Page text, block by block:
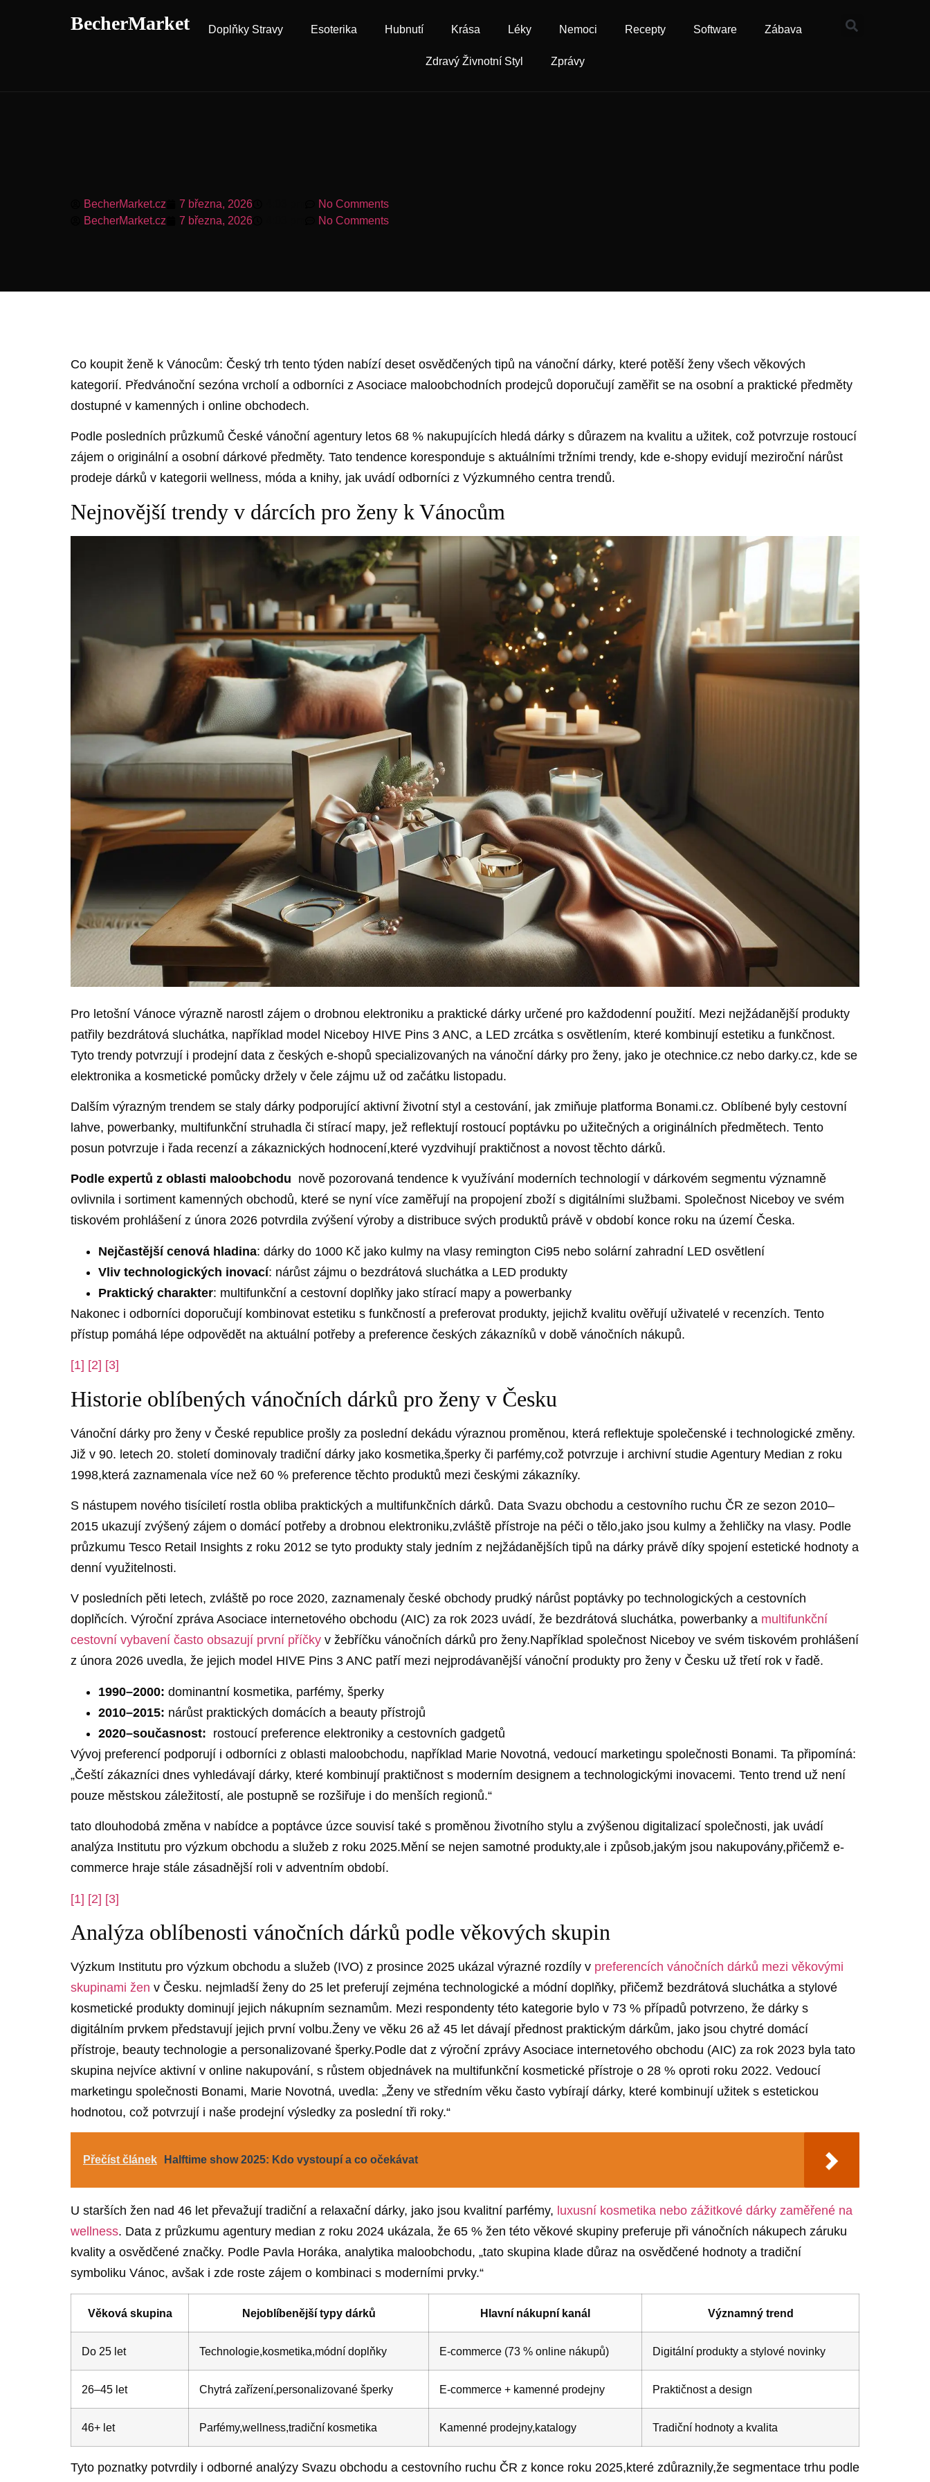
BecherMarket Doplňky Stravy Esoterika Hubnutí Krása Léky Nemoci Recepty Software Zábava
Zdravý Živnotní Styl Zprávy
BecherMarket.cz 7 března, 2026
No Comments
BecherMarket.cz
7 března, 2026 No Comments
Co⁣ koupit‍ ženě k⁢ Vánocům: Český trh tento týden nabízí‍ deset osvědčených tipů na vánoční dárky, ‌které potěší ženy všech věkových
kategorií.⁤ Předvánoční sezóna vrcholí a odborníci z ‌Asociace maloobchodních ​prodejců⁢ doporučují zaměřit​ se na ⁢osobní a praktické předměty
dostupné v kamenných i ⁣online obchodech.
Podle posledních průzkumů​ České vánoční agentury letos 68 % nakupujících ⁣hledá‍ dárky s⁤ důrazem ‍na⁢ kvalitu a užitek, což potvrzuje⁣ rostoucí
‍zájem o originální ⁤a osobní dárkové předměty. Tato tendence koresponduje s aktuálními ‌tržními ⁤trendy, kde e-shopy evidují meziroční​ nárůst
prodeje dárků v kategorii wellness, móda a knihy, jak uvádí odborníci z Výzkumného​ centra‌ trendů.
Nejnovější trendy v dárcích ⁤pro ženy k Vánocům
Pro letošní Vánoce výrazně narostl zájem o drobnou elektroniku a praktické dárky určené‍ pro každodenní ‌použití. Mezi nejžádanější‌ produkty
patřily‍ bezdrátová ‌sluchátka, například model Niceboy ⁢HIVE⁤ Pins 3 ANC, a LED‌ zrcátka s osvětlením, které kombinují ⁢estetiku ⁤a funkčnost.⁤
Tyto trendy potvrzují i ⁤prodejní data z ⁢českých e-shopů specializovaných na ​vánoční dárky pro ženy, jako je otechnice.cz nebo darky.cz, kde se
elektronika a kosmetické pomůcky ⁤držely‌ v čele zájmu už od začátku listopadu.
Dalším⁤ výrazným trendem se staly dárky⁢ podporující‌ aktivní životní⁤ styl‌ a‌ cestování, jak ‌zmiňuje platforma Bonami.cz. Oblíbené byly ‌cestovní
lahve, ‌powerbanky, multifunkční struhadla či stírací mapy, jež‍ reflektují rostoucí poptávku po užitečných a originálních předmětech. Tento
posun potvrzuje i řada recenzí a ⁣zákaznických hodnocení,které vyzdvihují praktičnost a novost těchto dárků.
Podle expertů⁢ z oblasti maloobchodu ​ nově⁤ pozorovaná ‌tendence k využívání moderních⁣ technologií v dárkovém segmentu významně
ovlivnila i ⁤sortiment kamenných obchodů, které ‌se nyní ​více​ zaměřují na​ propojení ‌zboží s digitálními službami. Společnost⁢ Niceboy ve svém
tiskovém prohlášení z‍ února 2026 ⁢potvrdila zvýšení výroby ​a distribuce svých produktů právě v období ‌konce roku na území Česka.
Nejčastější ⁢cenová hladina: dárky do 1000 ⁤Kč jako​ kulmy⁢ na vlasy remington Ci95​ nebo solární zahradní LED ​osvětlení
Vliv technologických inovací: nárůst ‌zájmu o bezdrátová sluchátka a⁣ LED ⁢produkty
Praktický charakter: ‌multifunkční a cestovní doplňky jako stírací mapy a powerbanky
Nakonec i odborníci doporučují kombinovat estetiku s funkčností a preferovat produkty, ‌jejichž kvalitu ověřují uživatelé v recenzích. Tento
přístup pomáhá lépe odpovědět na aktuální⁣ potřeby a preference českých zákazníků⁢ v době vánočních⁢ nákupů.
[1] [2] [3]
Historie oblíbených ⁤vánočních dárků pro ‌ženy ⁢v Česku
Vánoční dárky pro ženy ‌v ⁣České republice ​prošly za poslední ​dekádu výraznou proměnou, která reflektuje‍ společenské ​i technologické změny. ​
Již v 90. letech 20. století dominovaly tradiční ⁢dárky jako kosmetika,šperky či parfémy,což potvrzuje i archivní studie Agentury‌ Median⁣ z roku
1998,která zaznamenala více⁣ než ‍60 % preference‍ těchto ⁢produktů mezi českými zákazníky.
S nástupem ⁤nového tisíciletí rostla ⁢obliba praktických a multifunkčních ​dárků. Data Svazu ⁣obchodu a ‌cestovního⁢ ruchu ČR⁤ ze⁢ sezon 2010–
2015 ukazují⁢ zvýšený zájem o ⁤domácí⁤ potřeby a drobnou⁤ elektroniku,zvláště přístroje ⁢na ⁣péči o tělo,jako‍ jsou kulmy a žehličky na vlasy. Podle
průzkumu Tesco Retail ⁤Insights z roku‍ 2012 ‍se tyto produkty staly ⁣jedním z nejžádanějších tipů na ‌dárky právě díky spojení estetické hodnoty ‍a⁢
denní využitelnosti.
V posledních pěti⁢ letech, zvláště po​ roce 2020, zaznamenaly české obchody prudký nárůst poptávky po ‌technologických a cestovních
doplňcích. Výroční zpráva Asociace internetového obchodu (AIC) ⁤za⁤ rok⁣ 2023 uvádí, že bezdrátová sluchátka, powerbanky a multifunkční
cestovní vybavení‌ často obsazují⁣ první příčky ⁣v žebříčku vánočních dárků pro ženy.Například společnost Niceboy ve⁢ svém ⁤tiskovém prohlášení
⁤z února 2026 uvedla, že jejich model HIVE ⁣Pins 3 ANC patří mezi nejprodávanější​ vánoční produkty ‍pro ženy ‌v⁣ Česku už třetí rok v řadě.
1990–2000: dominantní kosmetika, parfémy, šperky
2010–2015: nárůst​ praktických domácích a‍ beauty přístrojů
2020–současnost: ​ rostoucí preference⁣ elektroniky a cestovních gadgetů
Vývoj​ preferencí⁣ podporují i⁢ odborníci z oblasti maloobchodu, například⁢ Marie Novotná, ⁣vedoucí ‌marketingu společnosti ⁤Bonami. Ta připomíná:
„Čeští⁤ zákazníci dnes vyhledávají dárky, ⁣které kombinují praktičnost s moderním designem a technologickými inovacemi. Tento trend⁤ už ⁣není
pouze městskou záležitostí, ale postupně‌ se rozšiřuje i do‌ menších regionů.“
tato dlouhodobá změna ‍v nabídce ⁣a poptávce úzce souvisí také s proměnou životního stylu a zvýšenou digitalizací⁣ společnosti,‍ jak uvádí
analýza Institutu pro výzkum obchodu⁤ a⁢ služeb ⁤z roku​ 2025.Mění se nejen samotné ⁢produkty,ale i způsob,jakým jsou nakupovány,přičemž e-
commerce hraje ‍stále ⁢zásadnější roli v adventním období.
[1] [2] [3]
Analýza oblíbenosti ⁣vánočních ⁤dárků podle věkových skupin
Výzkum ‍Institutu⁢ pro výzkum obchodu a‍ služeb (IVO) z prosince⁢ 2025 ukázal výrazné rozdíly v preferencích vánočních dárků mezi ⁤věkovými
skupinami žen ‍v Česku. ⁤nejmladší ženy do 25‍ let preferují zejména technologické a ⁢módní⁢ doplňky, přičemž bezdrátová sluchátka⁣ a stylové
kosmetické produkty dominují jejich nákupním seznamům. Mezi​ respondenty této kategorie ‍bylo v 73⁢ % případů⁢ potvrzeno, ‌že dárky​ s
digitálním prvkem představují jejich ⁤první volbu.Ženy ⁤ve ⁣věku 26⁣ až ⁢45 ‌let dávají přednost praktickým dárkům, jako jsou chytré domácí
přístroje, beauty technologie a ⁢personalizované šperky.Podle dat z výroční‌ zprávy Asociace internetového obchodu (AIC) za rok 2023 byla tato​
skupina nejvíce aktivní v online nakupování, s‌ růstem objednávek na multifunkční kosmetické⁣ přístroje o‌ 28‌ % oproti‌ roku‌ 2022.⁢ Vedoucí
marketingu⁣ společnosti Bonami,⁣ Marie Novotná, ⁢uvedla: „Ženy ve středním‌ věku⁣ často vybírají⁢ dárky, které kombinují užitek​ s estetickou
⁢hodnotou, což‍ potvrzují i naše⁤ prodejní výsledky⁤ za⁣ poslední tři roky.“
Přečíst článek Halftime show 2025: Kdo vystoupí a co očekávat
U ⁤starších‍ žen nad⁤ 46 let převažují tradiční⁣ a relaxační ‍dárky, jako jsou kvalitní ⁢parfémy, luxusní kosmetika‍ nebo zážitkové dárky‍ zaměřené na
wellness. Data z průzkumu agentury median z roku 2024 ‍ukázala, že 65‍ % žen této⁢ věkové skupiny preferuje‌ při‍ vánočních ⁤nákupech ‌záruku
kvality a osvědčené značky.​ Podle Pavla Horáka, ⁢analytika maloobchodu, ‍„tato ​skupina klade důraz na osvědčené hodnoty a tradiční
symboliku Vánoc, avšak i‍ zde roste ⁣zájem‌ o​ kombinaci ​s moderními prvky.“
Věková ⁤skupina Nejoblíbenější⁢ typy ‍dárků Hlavní nákupní kanál Významný trend
Do ​25 let Technologie,kosmetika,módní doplňky E-commerce ‍(73⁤ % online nákupů) Digitální ⁣produkty⁣ a stylové novinky
26–45 let Chytrá zařízení,personalizované⁣ šperky E-commerce​ + kamenné prodejny Praktičnost a ⁢design
46+ let Parfémy,wellness,tradiční kosmetika Kamenné prodejny,katalogy Tradiční hodnoty a kvalita
Tyto poznatky⁣ potvrdily ‌i odborné​ analýzy Svazu obchodu a ⁣cestovního ruchu ČR ⁢z ⁤konce roku 2025,které⁢ zdůraznily,že​ segmentace trhu ‍podle